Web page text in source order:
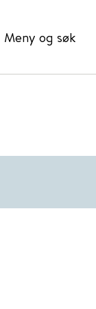
Meny og søk